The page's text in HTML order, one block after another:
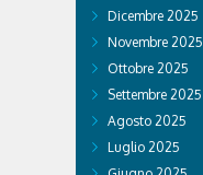
Dicembre 2025
Novembre 2025
Ottobre 2025
Settembre 2025
Agosto 2025
Luglio 2025